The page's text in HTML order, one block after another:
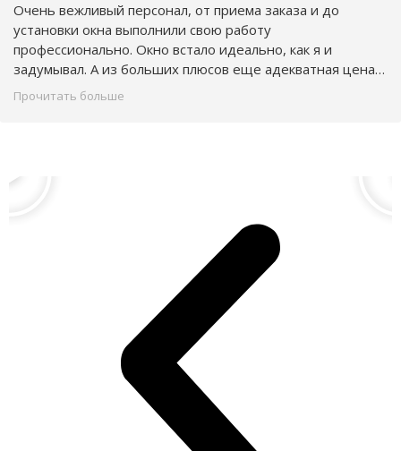
Очень вежливый персонал, от приема заказа и до
установки окна выполнили свою работу
профессионально. Окно встало идеально, как я и
задумывал. А из больших плюсов еще адекватная цена,
не то что у других производителей. Спасибо за
проделанную работу. Обязательно посоветую друзьям.
Прочитать больше